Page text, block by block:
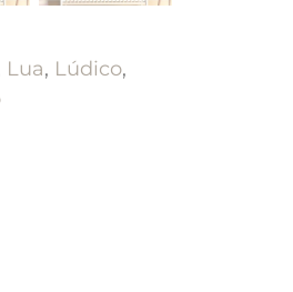
Lua, Lúdico,